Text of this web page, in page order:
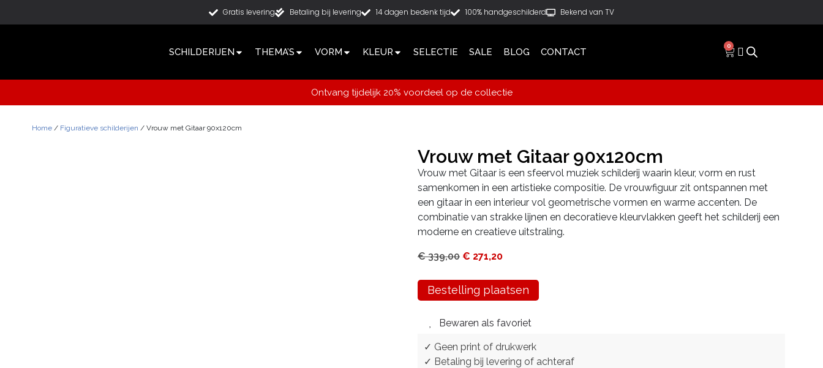
Gratis levering Betaling bij levering 14 dagen bedenk tijd 100% handgeschilderd Bekend van TV
SCHILDERIJEN THEMA’S VORM KLEUR SELECTIE SALE BLOG CONTACT
0
Ontvang tijdelijk 20% voordeel op de collectie
Home / Figuratieve schilderijen / Vrouw met Gitaar 90x120cm
Vrouw met Gitaar 90x120cm
Vrouw met Gitaar is een sfeervol muziek schilderij waarin kleur, vorm en rust
samenkomen in een artistieke compositie. De vrouwfiguur zit ontspannen met
een gitaar in een interieur vol geometrische vormen en warme accenten. De
combinatie van strakke lijnen en decoratieve kleurvlakken geeft het schilderij een
moderne en creatieve uitstraling.
€339,00 € 271,20
Bestelling plaatsen
Bewaren als favoriet
✓ Geen print of drukwerk
✓ Betaling bij levering of achteraf